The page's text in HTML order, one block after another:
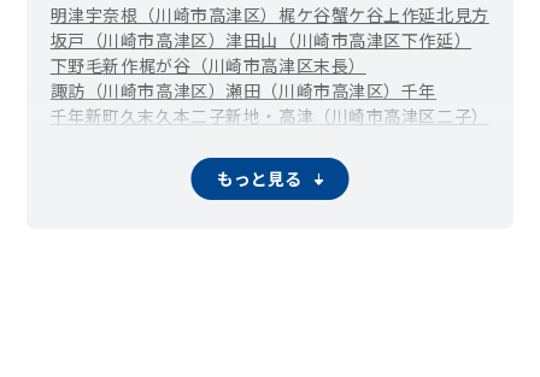
明津宇奈根（川崎市高津区） 梶ケ谷蟹ケ谷 上作延北見方
坂戸（川崎市高津区） 津田山（川崎市高津区下作延）
下野毛新作梶が谷（川崎市高津区末長）
諏訪（川崎市高津区）瀬田（川崎市高津区） 千年
千年新町久末久本二子新地・高津（川崎市高津区二子）
向ケ丘（川崎市高津区）もっと見る